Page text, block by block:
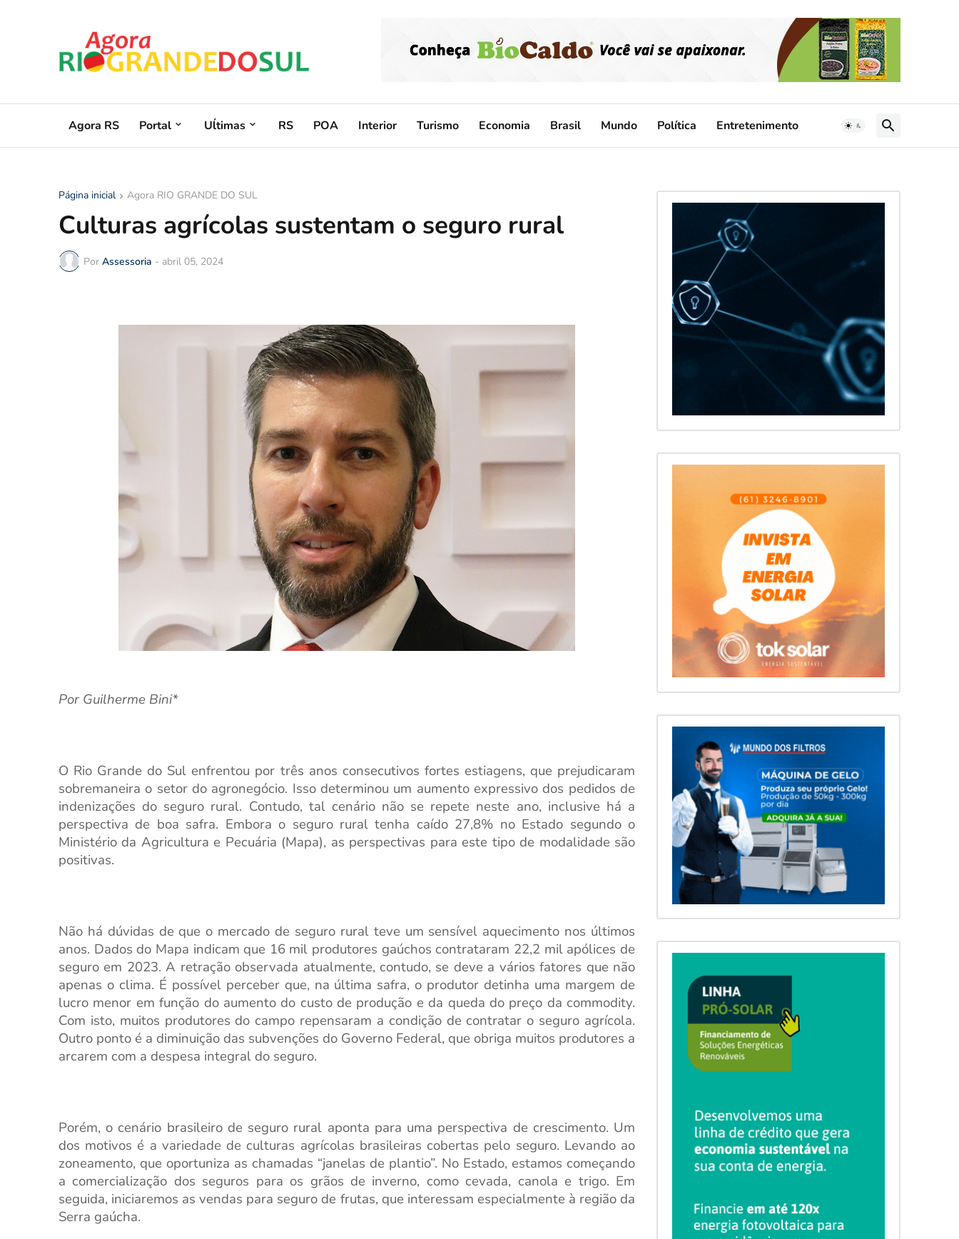
Agora RS Portal Uĺtimas RS POA Interior Turismo Economia Brasil Mundo Política Entretenimento
Página inicial Agora RIO GRANDE DO SUL
Culturas agrícolas sustentam o seguro rural
Por Assessoria - abril 05, 2024
Por Guilherme Bini*
O Rio Grande do Sul enfrentou por três anos consecutivos fortes estiagens, que prejudicaram
sobremaneira o setor do agronegócio. Isso determinou um aumento expressivo dos pedidos de
indenizações do seguro rural. Contudo, tal cenário não se repete neste ano, inclusive há a
perspectiva de boa safra. Embora o seguro rural tenha caído 27,8% no Estado segundo o
Ministério da Agricultura e Pecuária (Mapa), as perspectivas para este tipo de modalidade são
positivas.
Não há dúvidas de que o mercado de seguro rural teve um sensível aquecimento nos últimos
anos. Dados do Mapa indicam que 16 mil produtores gaúchos contrataram 22,2 mil apólices de
seguro em 2023. A retração observada atualmente, contudo, se deve a vários fatores que não
apenas o clima. É possível perceber que, na última safra, o produtor detinha uma margem de
lucro menor em função do aumento do custo de produção e da queda do preço da commodity.
Com isto, muitos produtores do campo repensaram a condição de contratar o seguro agrícola.
Outro ponto é a diminuição das subvenções do Governo Federal, que obriga muitos produtores a
arcarem com a despesa integral do seguro.
Porém, o cenário brasileiro de seguro rural aponta para uma perspectiva de crescimento. Um
dos motivos é a variedade de culturas agrícolas brasileiras cobertas pelo seguro. Levando ao
zoneamento, que oportuniza as chamadas “janelas de plantio”. No Estado, estamos começando
a comercialização dos seguros para os grãos de inverno, como cevada, canola e trigo. Em
seguida, iniciaremos as vendas para seguro de frutas, que interessam especialmente à região da
Serra gaúcha.